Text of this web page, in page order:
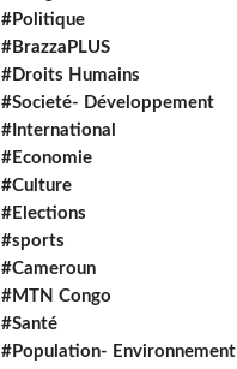
#Politique
#BrazzaPLUS
#Droits Humains
#Societé- Développement
#International
#Economie
#Culture
#Elections
#sports
#Cameroun
#MTN Congo
#Santé
#Population- Environnement